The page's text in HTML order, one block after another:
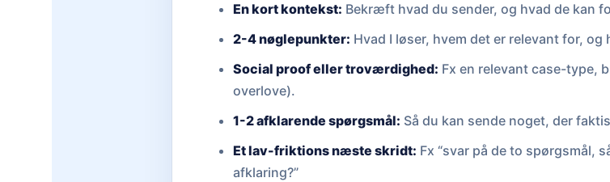
En kort kontekst: Bekræft hvad du sender, og hvad de kan
2-4 nøglepunkter: Hvad I løser, hvem det er relevant for,
Social proof eller troværdighed: Fx en relevant case-type,
overlove).
1-2 afklarende spørgsmål: Så du kan sende noget, der
Et lav-friktions næste skridt: Fx “svar på de to spørgsmål,
afklaring?”